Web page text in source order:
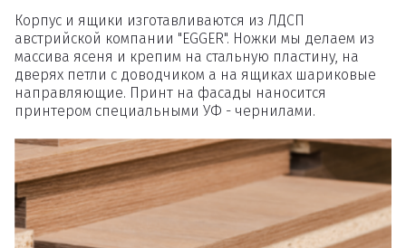
Корпус и ящики изготавливаются из ЛДСП
австрийской компании "EGGER". Ножки мы делаем из
массива ясеня и крепим на стальную пластину, на
дверях петли с доводчиком а на ящиках шариковые
направляющие. Принт на фасады наносится
принтером специальными УФ - чернилами.
Удалить